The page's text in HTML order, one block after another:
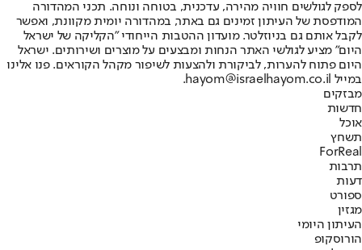
לספק לגולשים חוויה מהירה, עדכנית, בטוחה ונוחה. תכני המהדורה
המודפסת של העיתון זמינים גם באתר, במהדורה יומית מקוונת, ואפשר
לקבל אותם גם בניוזלטר. מועדון ההטבות הייחודי "הקליקה של ישראל
היום" מציע לגולשי האתר הנחות ומבצעים על מוצרים ושירותים. ישראל
היום פתוח להערות, לביקורת ולהצעות לשיפור מקהל הקוראים. פנו אלינו
במייל hayom@israelhayom.co.il.
מבזקים
חדשות
אוכל
תשחץ
ForReal
תרבות
דעות
ספורט
מגזין
העיתון היומי
הורוסקופ